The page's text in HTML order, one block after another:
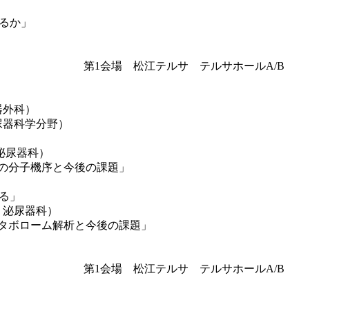
か」
第1会場 松江テルサ テルサホールA/B
科）
科学分野）
器科）
子機序と今後の課題」
」
尿器科）
ローム解析と今後の課題」
第1会場 松江テルサ テルサホールA/B